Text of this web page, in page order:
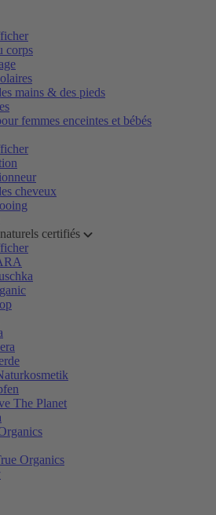
corps
mains & des pieds
femmes enceintes et bébés
cheveux
certifiés
The Planet
Organics